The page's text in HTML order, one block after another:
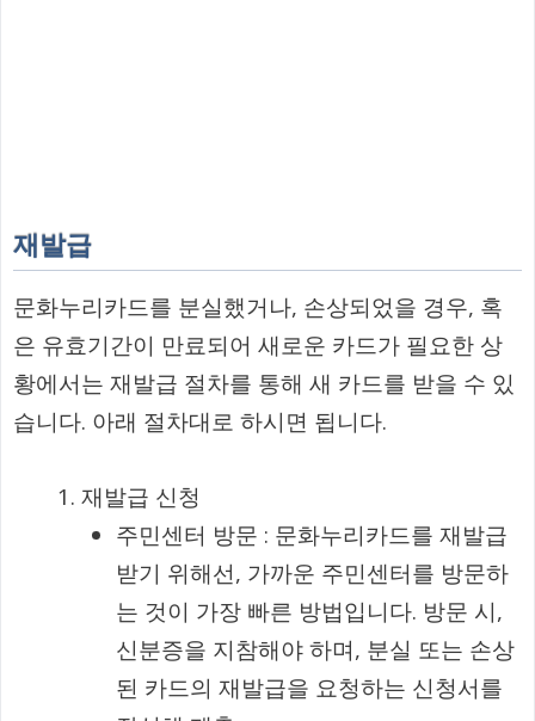
재발급
문화누리카드를 분실했거나, 손상되었을 경우, 혹
은 유효기간이 만료되어 새로운 카드가 필요한 상
황에서는 재발급 절차를 통해 새 카드를 받을 수 있
습니다. 아래 절차대로 하시면 됩니다.
재발급 신청
주민센터 방문 : 문화누리카드를 재발급
받기 위해선, 가까운 주민센터를 방문하
는 것이 가장 빠른 방법입니다. 방문 시,
신분증을 지참해야 하며, 분실 또는 손상
된 카드의 재발급을 요청하는 신청서를